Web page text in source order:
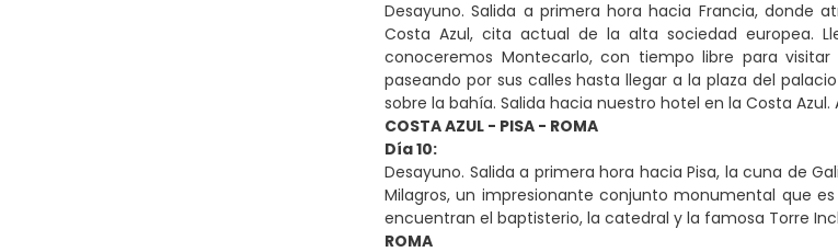
Desayuno. Salida a primera hora hacia Francia, donde
Costa Azul, cita actual de la alta sociedad europea.
conoceremos Montecarlo, con tiempo libre para
paseando por sus calles hasta llegar a la plaza del
sobre la bahía. Salida hacia nuestro hotel en la Costa Azul.
COSTA AZUL - PISA - ROMA
Día 10:
Desayuno. Salida a primera hora hacia Pisa, la cuna de
Milagros, un impresionante conjunto monumental que
encuentran el baptisterio, la catedral y la famosa Torre
ROMA